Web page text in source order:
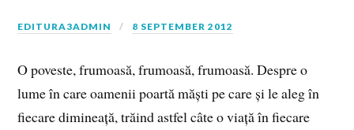
EDITURA3ADMIN 8 SEPTEMBER 2012
O poveste, frumoasă, frumoasă, frumoasă. Despre o
lume în care oamenii poartă măști pe care și le aleg în
fiecare dimineață, trăind astfel câte o viață în fiecare